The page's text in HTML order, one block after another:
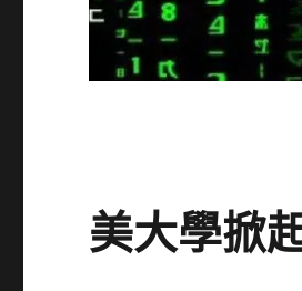
美大學掀